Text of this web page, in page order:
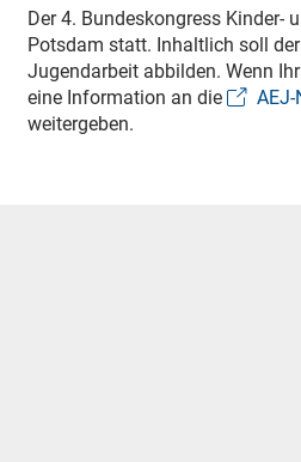
Der 4. Bundeskongress Kinder-
Potsdam statt. Inhaltlich soll
Jugendarbeit abbilden. Wenn
eine Information an die
AEJ-
weitergeben.